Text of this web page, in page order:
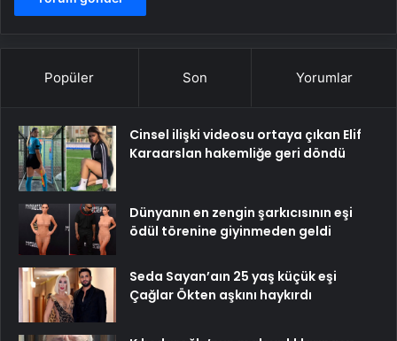
Popüler Son Yorumlar
Cinsel ilişki videosu ortaya çıkan Elif
Karaarslan hakemliğe geri döndü
Dünyanın en zengin şarkıcısının eşi
ödül törenine giyinmeden geldi
Seda Sayan’aın 25 yaş küçük eşi
Çağlar Ökten aşkını haykırdı